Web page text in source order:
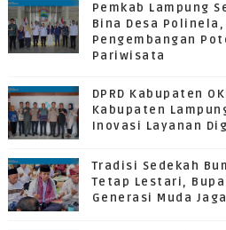
Pemkab Lampung
Bina Desa
Pengembangan
Pariwisata
DPRD Kabupaten
Kabupaten
Inovasi Layanan
Tradisi Sedekah
Tetap Lestari,
Generasi Muda